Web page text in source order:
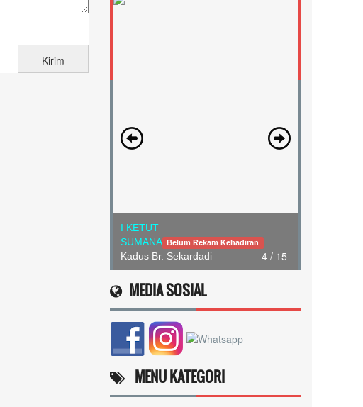
4 / 15
I KETUT
SUMANA Belum Rekam Kehadiran
Kadus Br. Sekardadi
MEDIA SOSIAL
MENU KATEGORI